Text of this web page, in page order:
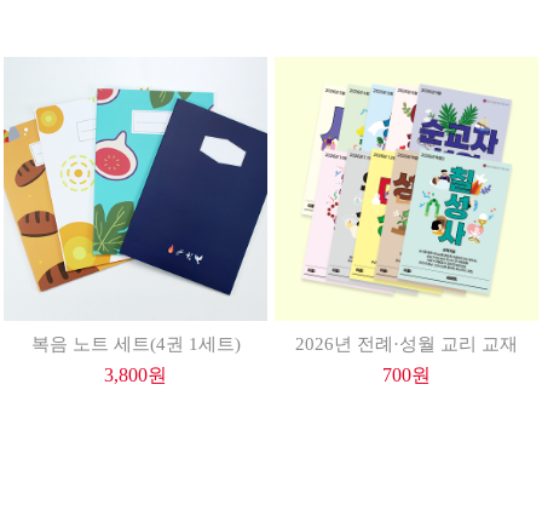
복음 노트 세트(4권 1세트)
3,800원
2026년 전례·성월 교리 교재
700원